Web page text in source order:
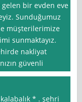
bir evden eve
Sunduğumuz
müşterilerimize
sunmaktayız.
nakliyat
güvenli
* . şehri